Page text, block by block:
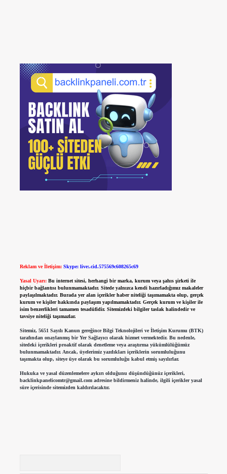
Reklam ve İletişim: Skype: live:.cid.575569c608265c69
Yasal Uyarı: Bu internet sitesi, herhangi bir marka, kurum veya şahıs şirketi ile
hiçbir bağlantısı bulunmamaktadır. Sitede yalnızca kendi hazırladığımız makaleler
paylaşılmaktadır. Burada yer alan içerikler haber niteliği taşımamakta olup, gerçek
kurum ve kişiler hakkında paylaşım yapılmamaktadır. Gerçek kurum ve kişiler ile
isim benzerlikleri tamamen tesadüfidir. Sitemizdeki bilgiler taslak halindedir ve
tavsiye niteliği taşımazlar.
Sitemiz, 5651 Sayılı Kanun gereğince Bilgi Teknolojileri ve İletişim Kurumu (BTK)
tarafından onaylanmış bir Yer Sağlayıcı olarak hizmet vermektedir. Bu nedenle,
sitedeki içerikleri proaktif olarak denetleme veya araştırma yükümlülüğümüz
bulunmamaktadır. Ancak, üyelerimiz yazdıkları içeriklerin sorumluluğunu
taşımakta olup, siteye üye olarak bu sorumluluğu kabul etmiş sayılırlar.
Hukuka ve yasal düzenlemelere aykırı olduğunu düşündüğünüz içerikleri,
backlinkpanelicomtr@gmail.comadresine bildirmeniz halinde, ilgili içerikler yasal
süre içerisinde sitemizden kaldırılacaktır.